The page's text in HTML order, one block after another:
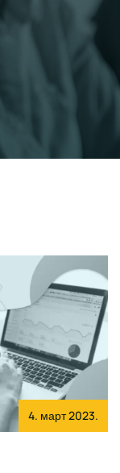
4. март 2023.